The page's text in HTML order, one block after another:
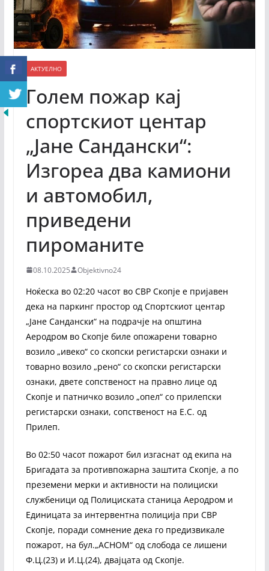
АКТУЕЛНО
Голем пожар кај
спортскиот центар
„Јане Сандански“:
Изгореа два камиони
и автомобил,
приведени
пироманите
08.10.2025 Objektivno24
Ноќеска во 02:20 часот во СВР Скопје е пријавен
дека на паркинг простор од Спортскиот центар
„Јане Сандански“ на подрачје на општина
Аеродром во Скопје биле опожарени товарно
возило „ивеко“ со скопски регистарски ознаки и
товарно возило „рено“ со скопски регистарски
ознаки, двете сопственост на правно лице од
Скопје и патничко возило „опел“ со прилепски
регистарски ознаки, сопственост на Е.С. од
Прилеп.
Во 02:50 часот пожарот бил изгаснат од екипа на
Бригадата за противпожарна заштита Скопје, а по
преземени мерки и активности на полициски
службеници од Полициската станица Аеродром и
Единицата за интервентна полиција при СВР
Скопје, поради сомнение дека го предизвикале
пожарот, на бул.„АСНОМ“ од слобода се лишени
Ф.Ц.(23) и И.Ц.(24), двајцата од Скопје.